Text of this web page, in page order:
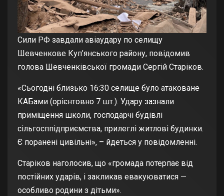
Сили РФ завдали авіаудару по селищу
Шевченкове Куп’янського району, повідомив
голова Шевченківської громади Сергій Старіков.
«Сьогодні близько 16:30 селище було атаковане
КАБами (орієнтовно 7 шт.). Удару зазнали
приміщення школи, господарчі будівлі
сільгосппідприємства, прилеглі житлові будинки.
Є поранені цивільні», – йдеться у повідомленні.
Старіков наголосив, що «громада потерпає від
постійних ударів, і закликав евакуюватися —
особливо родини з дітьми».